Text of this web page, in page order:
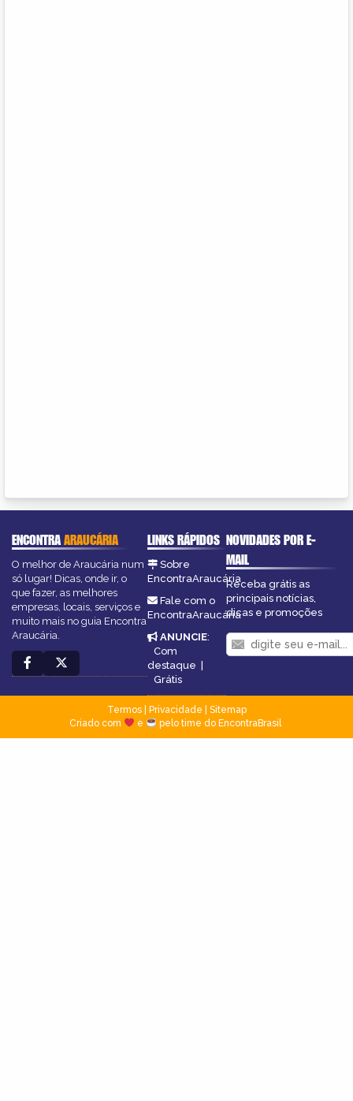
ENCONTRAARAUCÁRIA
O melhor de Araucária num
só lugar! Dicas, onde ir, o
que fazer, as melhores
empresas, locais, serviços e
muito mais no guia Encontra
Araucária.
LINKS RÁPIDOS
Sobre
EncontraAraucária
Fale com o
EncontraAraucária
ANUNCIE:
Com
destaque |
Grátis
NOVIDADES POR E-
MAIL
Receba grátis as
principais notícias,
dicas e promoções
Termos| Privacidade
Sitemap
Criado com
e pelo time do EncontraBrasil